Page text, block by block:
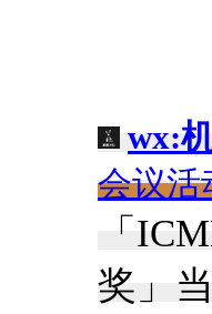
wx:
会议活
「
奖」